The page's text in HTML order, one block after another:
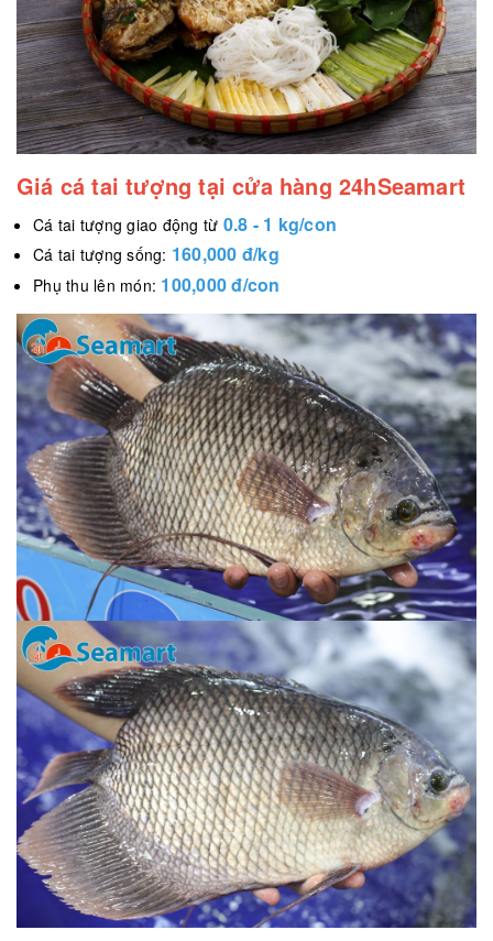
Giá cá tai tượng tại cửa hàng 24hSeamart
Cá tai tượng giao động từ 0.8 - 1 kg/con
Cá tai tượng sống: 160,000 đ/kg
Phụ thu lên món: 100,000 đ/con